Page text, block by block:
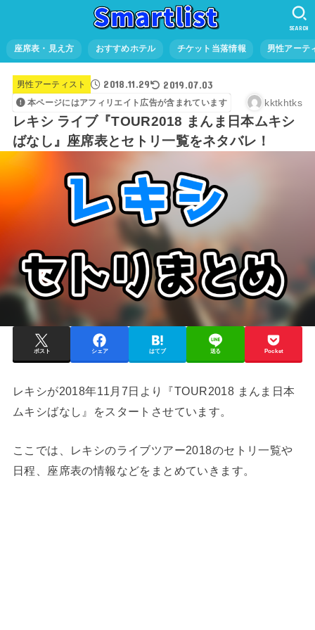
座席表・見え方 おすすめホテル チケット当落情報 男性アーテ
SEARCH
男性アーティスト 2018.11.29 2019.07.03
本ページにはアフィリエイト広告が含まれています kktkhtks
レキシ ライブ『TOUR2018 まんま日本ムキシ
ばなし』座席表とセトリ一覧をネタバレ！
ポスト シェア はてブ 送る Pocket
レキシが2018年11月7日より『TOUR2018 まんま日本
ムキシばなし』をスタートさせています。
ここでは、レキシのライブツアー2018のセトリ一覧や
日程、座席表の情報などをまとめていきます。